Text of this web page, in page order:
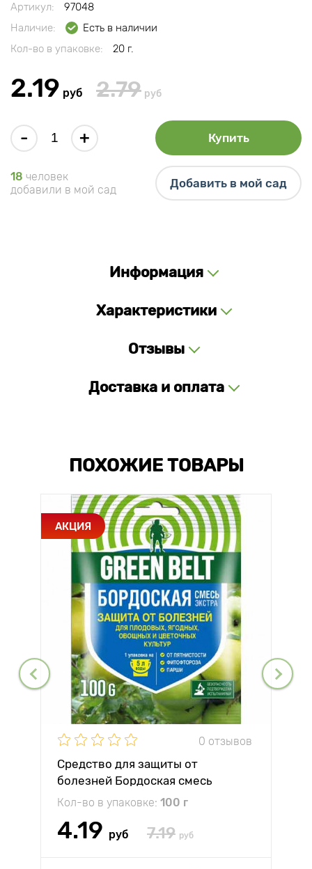
Артикул:
97048
Наличие:
Есть в наличии
Кол-во в упаковке:
20 г.
2.19 руб 2.79 руб
- + Купить
18 человек
добавили в мой сад
Добавить в мой сад
Информация
Характеристики
Отзывы
Доставка и оплата
ПОХОЖИЕ ТОВАРЫ
АКЦИЯ
0 отзывов
Средство для защиты от
болезней Бордоская смесь
Кол-во в упаковке: 100 г
4.19 руб 7.19 руб